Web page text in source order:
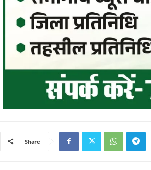
Share